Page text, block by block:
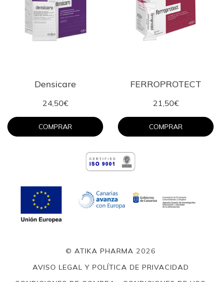
Densicare
24,50€
COMPRAR
FERROPROTECT
21,50€
COMPRAR
© ATIKA PHARMA 2026
AVISO LEGAL Y POLÍTICA DE PRIVACIDAD